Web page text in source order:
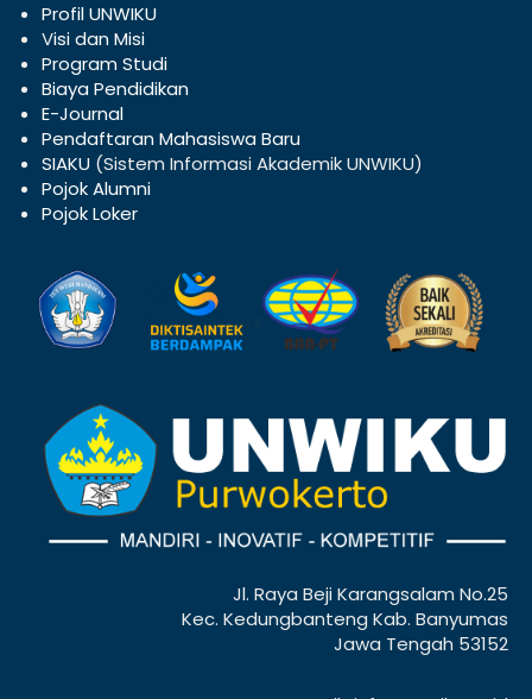
Profil UNWIKU
Visi dan Misi
Program Studi
Biaya Pendidikan
E-Journal
Pendaftaran Mahasiswa Baru
SIAKU (Sistem Informasi Akademik UNWIKU)
Pojok Alumni
Pojok Loker
Jl. Raya Beji Karangsalam No.25
Kec. Kedungbanteng Kab. Banyumas
Jawa Tengah 53152